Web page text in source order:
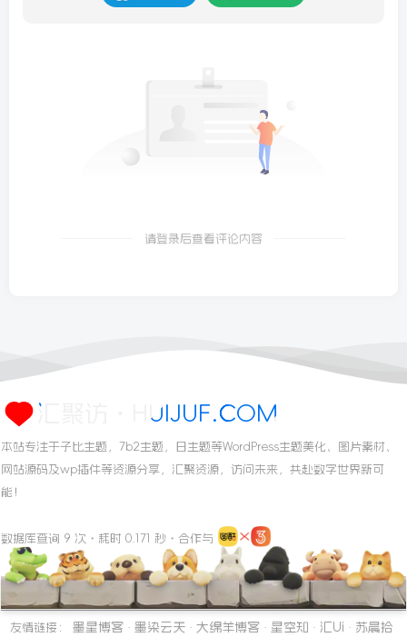
请登录后查看评论内容
汇聚访・HUIJUF.COM
本站专注于子比主题，7b2主题，日主题等WordPress主题美化、图片素材、
网站源码及wp插件等资源分享，汇聚资源，访问未来，共赴数字世界新可
能！
数据库查询 9 次・耗时 0.171 秒・合作与
友情链接： 墨星博客 · 墨染云天 · 大绵羊博客 · 星空知 · 汇Ui · 苏晨拾